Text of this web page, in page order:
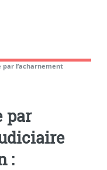
par l’acharnement
par
: